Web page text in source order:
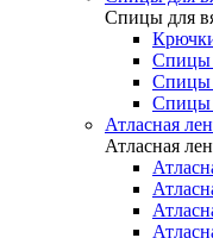
Спицы для
Спицы
Спицы
Спицы
Атласная
Атласная